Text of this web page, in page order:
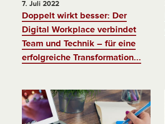
7. Juli 2022
Doppelt wirkt besser: Der
Digital Workplace verbindet
Team und Technik – für eine
erfolgreiche Transformation...